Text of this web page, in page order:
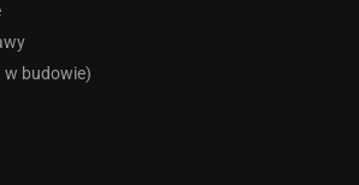
w budowie)